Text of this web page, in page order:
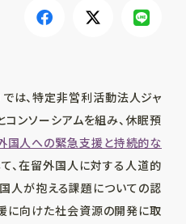
は、特定非営利活動法人ジャ
コンソーシアムを組み、休眠預
国人への緊急支援と持続的な
て、在留外国人に対する人道的
人が抱える課題についての認
に向けた社会資源の開発に取